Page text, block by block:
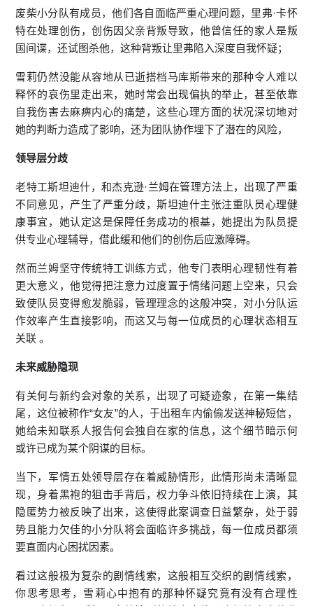
废柴小分队有成员，他们各自面临严重心理问题，里弗·卡怀
特在处理创伤，创伤因父亲背叛导致，他曾信任的家人是叛
国间谍，还试图杀他，这种背叛让里弗陷入深度自我怀疑；
雪莉仍然没能从容地从已逝搭档马库斯带来的那种令人难以
释怀的哀伤里走出来，她时常会出现偏执的举止，甚至依靠
自我伤害去麻痹内心的痛楚，这些心理方面的状况深切地对
她的判断力造成了影响，还为团队协作埋下了潜在的风险，
领导层分歧
老特工斯坦迪什，和杰克逊·兰姆在管理方法上，出现了严重
不同意见，产生了严重分歧，斯坦迪什主张注重队员心理健
康事宜，她认定这是保障任务成功的根基，她提出为队员提
供专业心理辅导，借此缓和他们的创伤后应激障碍。
然而兰姆坚守传统特工训练方式，他专门表明心理韧性有着
更大意义，他觉得把注意力过度置于情绪问题上空来，只会
致使队员变得愈发脆弱，管理理念的这般冲突，对小分队运
作效率产生直接影响，而这又与每一位成员的心理状态相互
关联 。
未来威胁隐现
有关何与新约会对象的关系，出现了可疑迹象，在第一集结
尾，这位被称作“女友”的人，于出租车内偷偷发送神秘短信，
她给未知联系人报告何会独自在家的信息，这个细节暗示何
或许已成为某个阴谋的目标。
当下，军情五处领导层存在着威胁情形，此情形尚未清晰显
现，身着黑袍的狙击手背后，权力争斗依旧持续在上演，其
隐匿势力被反映了出来，这使得此案调查日益繁杂，处于弱
势且能力欠佳的小分队将会面临许多挑战，每一位成员都须
要直面内心困扰因素。
看过这般极为复杂的剧情线索，这般相互交织的剧情线索，
你思考思考，雪莉心中抱有的那种怀疑究竟有没有合理性